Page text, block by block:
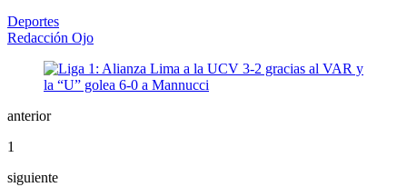
Deportes
Redacción Ojo
anterior
1
siguiente